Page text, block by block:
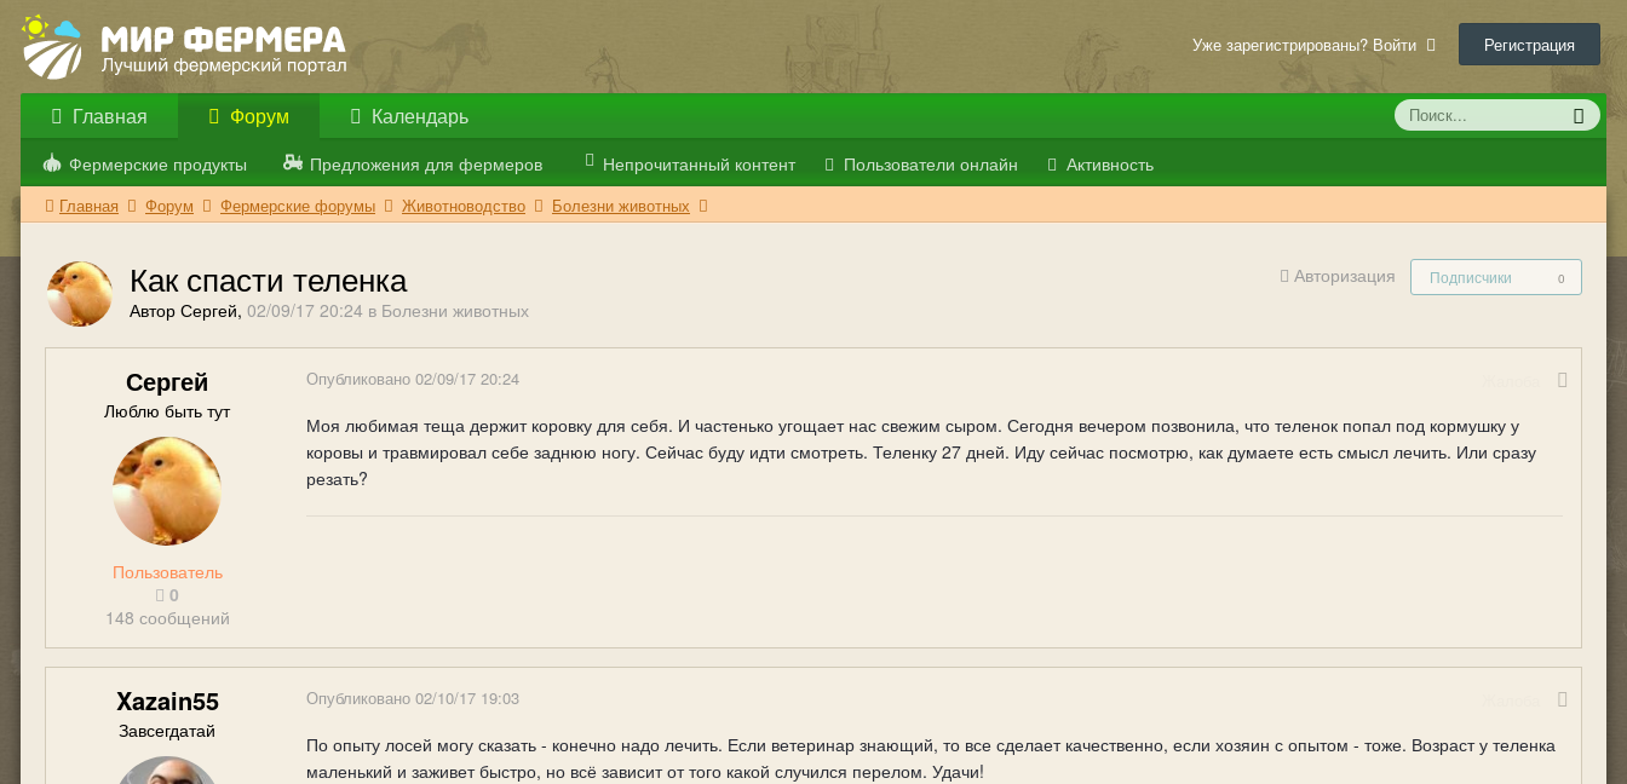
Уже зарегистрированы? Войти Регистрация
Главная Форум
Фермерские продукты Предложения для фермеров Непрочитанный контент Пользователи онлайн Активность
Календарь
Главная Форум Фермерские форумы Животноводство Болезни животных
Авторизация Подписчики 0
Как спасти теленка
Автор Сергей, 02/09/17 20:24 в Болезни животных
Сергей
Люблю быть тут
Пользователь
0
148 сообщений
Опубликовано 02/09/17 20:24
Моя любимая теща держит коровку для себя. И частенько угощает нас свежим сыром. Сегодня вечером позвонила, что теленок попал под кормушку у
коровы и травмировал себе заднюю ногу. Сейчас буду идти смотреть. Теленку 27 дней. Иду сейчас посмотрю, как думаете есть смысл лечить. Или сразу
резать?
Xazain55
Завсегдатай
Опубликовано 02/10/17 19:03
По опыту лосей могу сказать - конечно надо лечить. Если ветеринар знающий, то все сделает качественно, если хозяин с опытом - тоже. Возраст у теленка
маленький и заживет быстро, но всё зависит от того какой случился перелом. Удачи!